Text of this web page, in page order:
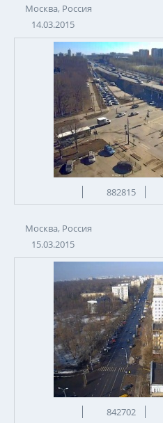
Москва, Россия
14.03.2015
882815
Москва, Россия
15.03.2015
842702